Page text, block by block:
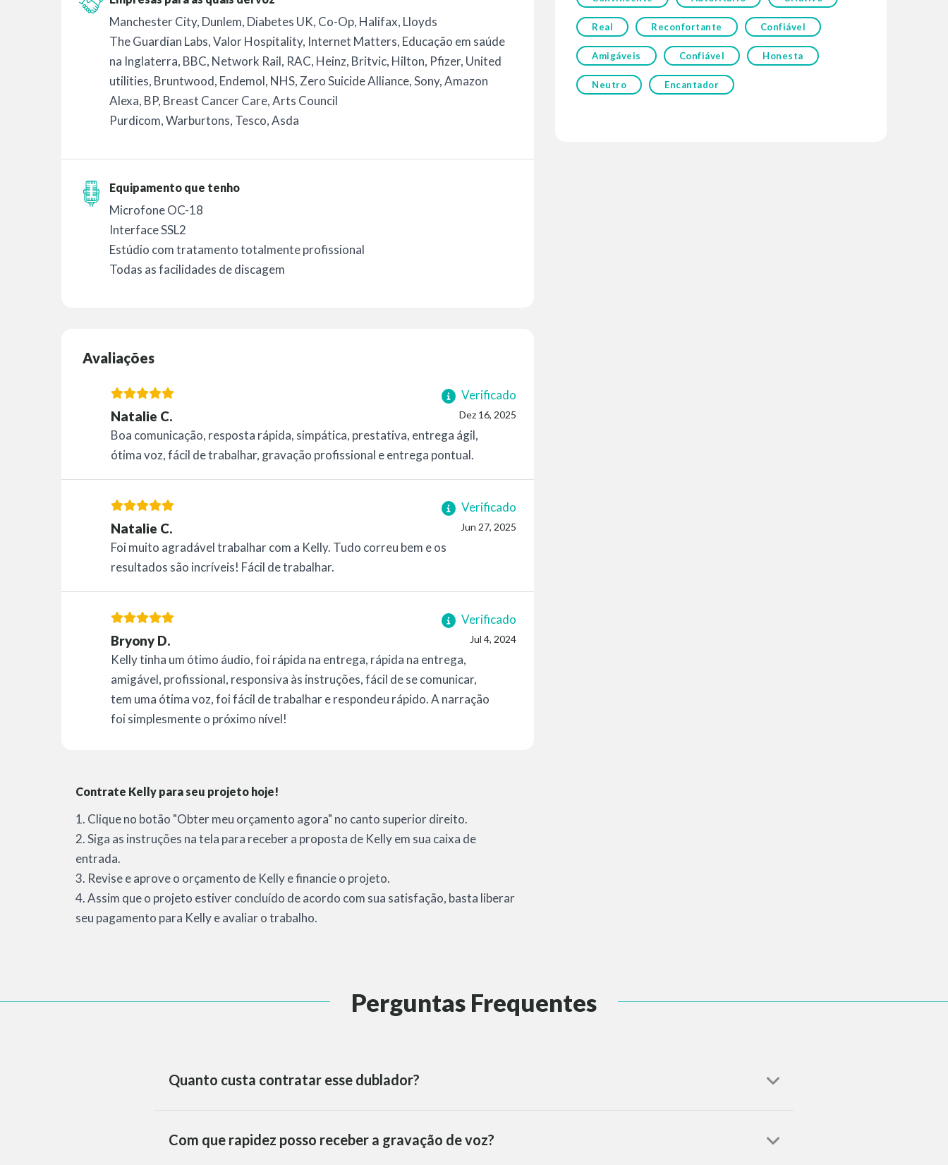
Manchester City, Dunlem, Diabetes UK, Co-Op, Halifax, Lloyds
The Guardian Labs, Valor Hospitality, Internet Matters, Educação em saúde
na Inglaterra, BBC, Network Rail, RAC, Heinz, Britvic, Hilton, Pfizer, United
utilities, Bruntwood, Endemol, NHS, Zero Suicide Alliance, Sony, Amazon
Alexa, BP, Breast Cancer Care, Arts Council
Purdicom, Warburtons, Tesco, Asda
Equipamento que tenho
Microfone OC-18
Interface SSL2
Estúdio com tratamento totalmente profissional
Todas as facilidades de discagem
Avaliações
Verificado
Dez 16, 2025
Natalie C.
Boa comunicação, resposta rápida, simpática, prestativa, entrega ágil,
ótima voz, fácil de trabalhar, gravação profissional e entrega pontual.
Verificado
Jun 27, 2025
Natalie C.
Foi muito agradável trabalhar com a Kelly. Tudo correu bem e os
resultados são incríveis! Fácil de trabalhar.
Verificado
Jul 4, 2024
Bryony D.
Kelly tinha um ótimo áudio, foi rápida na entrega, rápida na entrega,
amigável, profissional, responsiva às instruções, fácil de se comunicar,
tem uma ótima voz, foi fácil de trabalhar e respondeu rápido. A narração
foi simplesmente o próximo nível!
Contrate Kelly para seu projeto hoje!
1. Clique no botão "Obter meu orçamento agora" no canto superior direito.
2. Siga as instruções na tela para receber a proposta de Kelly em sua caixa de
entrada.
3. Revise e aprove o orçamento de Kelly e financie o projeto.
4. Assim que o projeto estiver concluído de acordo com sua satisfação, basta liberar
seu pagamento para Kelly e avaliar o trabalho.
Real Reconfortante Confiável
Amigáveis Confiável Honesta
Neutro Encantador
Perguntas Frequentes
Quanto custa contratar esse dublador?
Com que rapidez posso receber a gravação de voz?